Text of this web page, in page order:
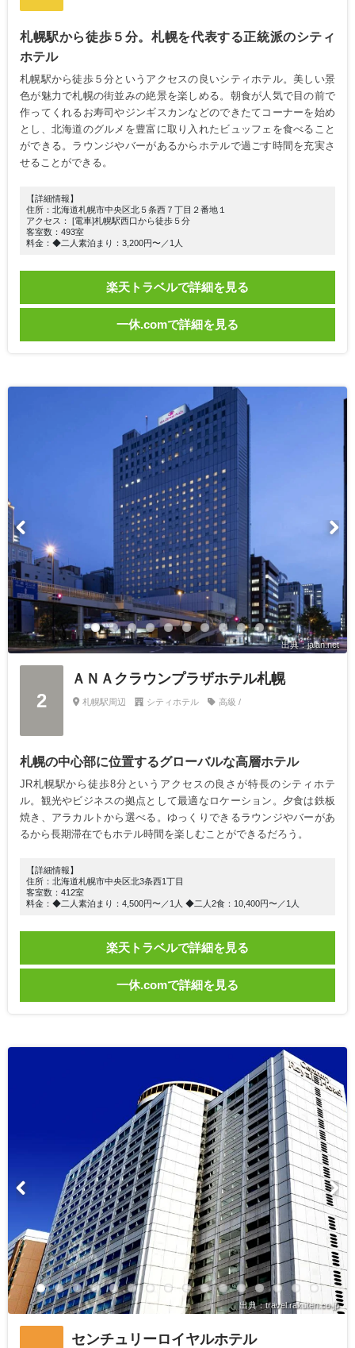
札幌駅から徒歩５分。札幌を代表する正統派のシティ
ホテル
札幌駅から徒歩５分というアクセスの良いシティホテル。美しい景
色が魅力で札幌の街並みの絶景を楽しめる。朝食が人気で目の前で
作ってくれるお寿司やジンギスカンなどのできたてコーナーを始め
とし、北海道のグルメを豊富に取り入れたビュッフェを食べること
ができる。ラウンジやバーがあるからホテルで過ごす時間を充実さ
せることができる。
【詳細情報】
住所：北海道札幌市中央区北５条西７丁目２番地１
アクセス： [電車]札幌駅西口から徒歩５分
客室数：493室
料金：◆二人素泊まり：3,200円〜／1人
楽天トラベルで詳細を見る
一休.comで詳細を見る
出典：jalan.net
2
ＡＮＡクラウンプラザホテル札幌
札幌駅周辺 シティホテル 高級 /
札幌の中心部に位置するグローバルな高層ホテル
JR札幌駅から徒歩8分というアクセスの良さが特長のシティホテ
ル。観光やビジネスの拠点として最適なロケーション。夕食は鉄板
焼き、アラカルトから選べる。ゆっくりできるラウンジやバーがあ
るから長期滞在でもホテル時間を楽しむことができるだろう。
【詳細情報】
住所：北海道札幌市中央区北3条西1丁目
客室数：412室
料金：◆二人素泊まり：4,500円〜／1人 ◆二人2食：10,400円〜／1人
楽天トラベルで詳細を見る
一休.comで詳細を見る
出典：travel.rakuten.co.jp
センチュリーロイヤルホテル